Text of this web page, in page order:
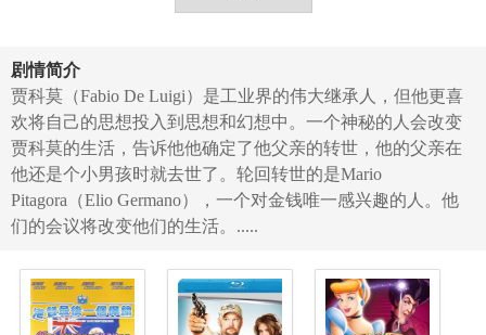
剧情简介
贾科莫（Fabio De Luigi）是工业界的伟大继承人，但他更喜
欢将自己的思想投入到思想和幻想中。一个神秘的人会改变
贾科莫的生活，告诉他他确定了他父亲的转世，他的父亲在
他还是个小男孩时就去世了。轮回转世的是Mario
Pitagora（Elio Germano），一个对金钱唯一感兴趣的人。他
们的会议将改变他们的生活。.....